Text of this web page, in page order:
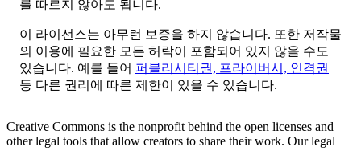
를 따르지 않아도 됩니다.
이 라이선스는 아무런 보증을 하지 않습니다. 또한 저작물
의 이용에 필요한 모든 허락이 포함되어 있지 않을 수도
있습니다. 예를 들어 퍼블리시티권, 프라이버시, 인격권
등 다른 권리에 따른 제한이 있을 수 있습니다.
Creative Commons is the nonprofit behind the open licenses and
other legal tools that allow creators to share their work. Our legal